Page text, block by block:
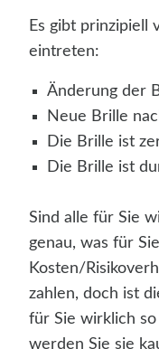
Es gibt prinzipiell
eintreten:
Änderung der
Neue Brille
Die Brille ist
Die Brille ist
Sind alle für Sie
genau, was für
Kosten/
zahlen, doch ist
für Sie wirklich
werden Sie sie